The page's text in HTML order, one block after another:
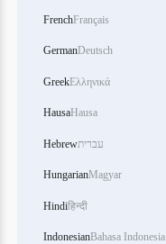
FrenchFrançais
GermanDeutsch
GreekΕλληνικά
HausaHausa
Hebrewעברית
HungarianMagyar
Hindiहिन्दी
IndonesianBahasa Indonesia